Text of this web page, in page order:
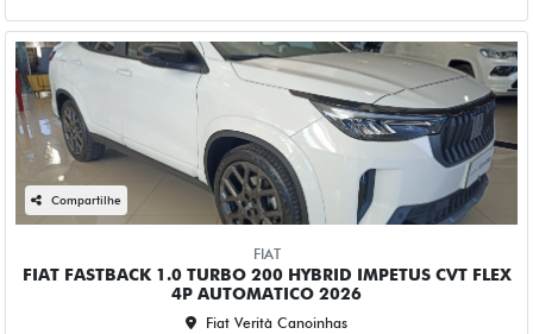
Compartilhe
FIAT
FIAT FASTBACK 1.0 TURBO 200 HYBRID IMPETUS CVT FLEX
4P AUTOMATICO 2026
Fiat Verità Canoinhas